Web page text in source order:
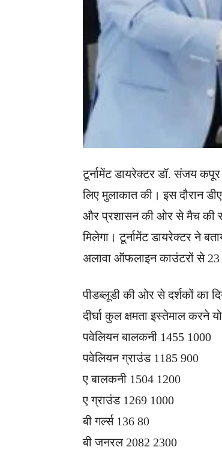
टूर्नामेंट डायरेक्टर डॉ. संजय
लिए मुलाकात की। इस दौरान
और प्रशासन की ओर से मैच की
मिलेगा। टूर्नामेंट डायरेक्टर ने
अलावा ऑफलाइन काउंटरों से 23
पीडब्लूडी की ओर से दर्शकों का
दीर्घा कुल क्षमता इस्तेमाल करने
पवेलियन बालकनी 1455 1000
पवेलियन ग्राउंड 1185 900
ए बालकनी 1504 1200
ए ग्राउंड 1269 1000
बी गर्ल्स 136 80
बी जनरल 2082 2300